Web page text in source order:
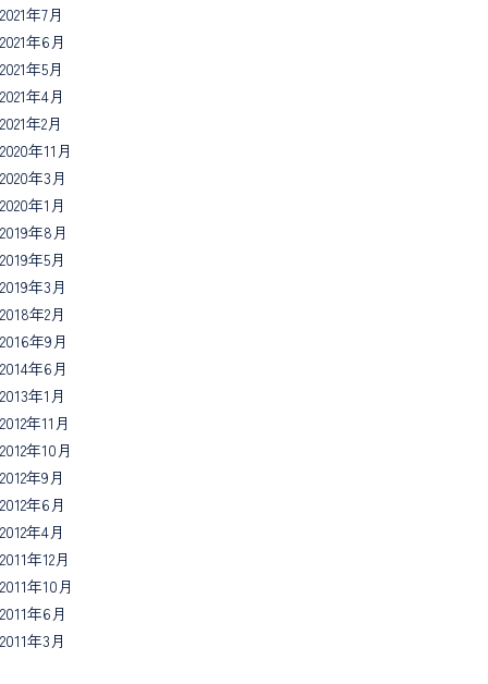
2021年7月
2021年6月
2021年5月
2021年4月
2021年2月
2020年11月
2020年3月
2020年1月
2019年8月
2019年5月
2019年3月
2018年2月
2016年9月
2014年6月
2013年1月
2012年11月
2012年10月
2012年9月
2012年6月
2012年4月
2011年12月
2011年10月
2011年6月
2011年3月